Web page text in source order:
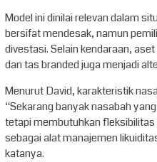
Model ini dinilai relevan dalam
bersifat mendesak, namun
divestasi. Selain kendaraan,
dan tas branded juga menjadi
Menurut David, karakteristik
“Sekarang banyak nasabah
tetapi membutuhkan
sebagai alat manajemen
katanya.